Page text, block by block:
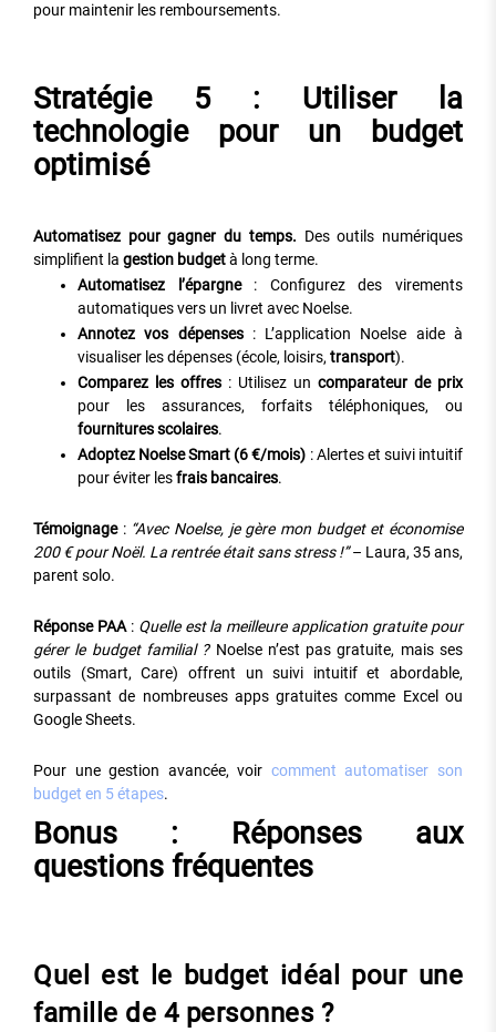
pour maintenir les remboursements.
Stratégie 5 : Utiliser la
technologie pour un budget
optimisé
Automatisez pour gagner du temps. Des outils numériques
simplifient la gestion budgetà long terme.
Automatisez l’épargne: Configurez des virements
automatiques vers un livret avec Noelse.
Annotez vos dépenses: L’application Noelse aide à
visualiser les dépenses (école, loisirs, transport).
Comparez les offres : Utilisez un comparateur de prix
pour les assurances, forfaits téléphoniques, ou
fournitures scolaires.
Adoptez Noelse Smart (6 €/mois) : Alertes et suivi intuitif
pour éviter lesfrais bancaires.
Témoignage: “Avec Noelse, je gère mon budget et économise
200 € pour Noël. La rentrée était sans stress !”– Laura, 35 ans,
parent solo.
Réponse PAA: Quelle est la meilleure application gratuite pour
gérer le budget familial ?Noelse n’est pas gratuite, mais ses
outils (Smart, Care) offrent un suivi intuitif et abordable,
surpassant de nombreuses apps gratuites comme Excel ou
Google Sheets.
Pour une gestion avancée, voir comment automatiser son
budget en 5 étapes.
Bonus : Réponses aux
questions fréquentes
Quel est le budget idéal pour une
famille de 4 personnes ?